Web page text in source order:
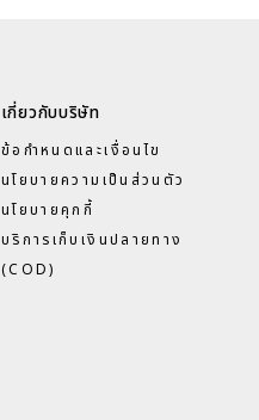
เกี่ยวกับบริษัท
ข้อกำหนดและเงื่อนไข
นโยบายความเป็นส่วนตัว
นโยบายคุกกี้
บริการเก็บเงินปลายทาง
(COD)